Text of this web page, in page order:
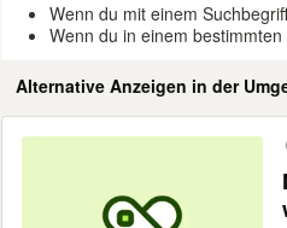
Wenn du mit einem
Wenn du in einem
Alternative Anzeigen in der
Ergebnisse